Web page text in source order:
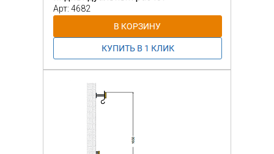
синтетическая нить толщиной от 2 до 5
мм.
Изготавливаем по требуемым
габаритным
размерам заказчика.
Цена рассчитывается индивидуально.
Арт: 4682